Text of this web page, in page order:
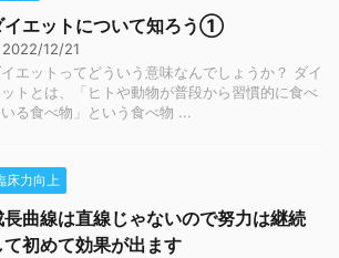
イエットについて知ろう①
2022/12/21
イエットってどういう意味なんでしょうか？ ダイ
トとは、「ヒトや動物が普段から習慣的に食べ
る食べ物」という食べ物 ...
床力向上
長曲線は直線じゃないので努力は継続
て初めて効果が出ます